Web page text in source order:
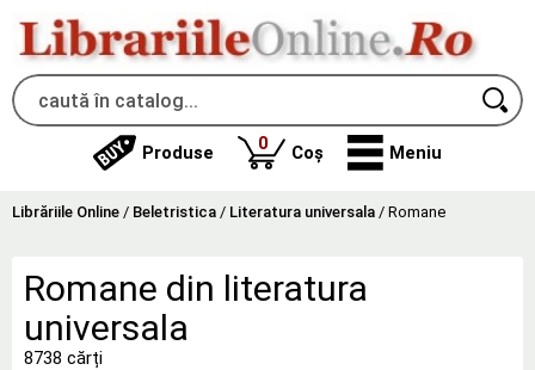
Produse 0produse
Coș Meniu
Librăriile Online / Beletristica / Literatura universala / Romane
Romane din literatura
universala
8738 cărți